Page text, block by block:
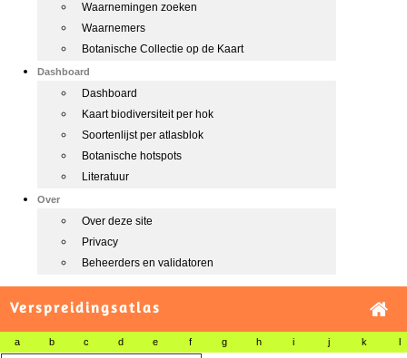
Waarnemingen zoeken
Waarnemers
Botanische Collectie op de Kaart
Dashboard
Dashboard
Kaart biodiversiteit per hok
Soortenlijst per atlasblok
Botanische hotspots
Literatuur
Over
Over deze site
Privacy
Beheerders en validatoren
Verspreidingsatlas
a b c d e f g h i j k l